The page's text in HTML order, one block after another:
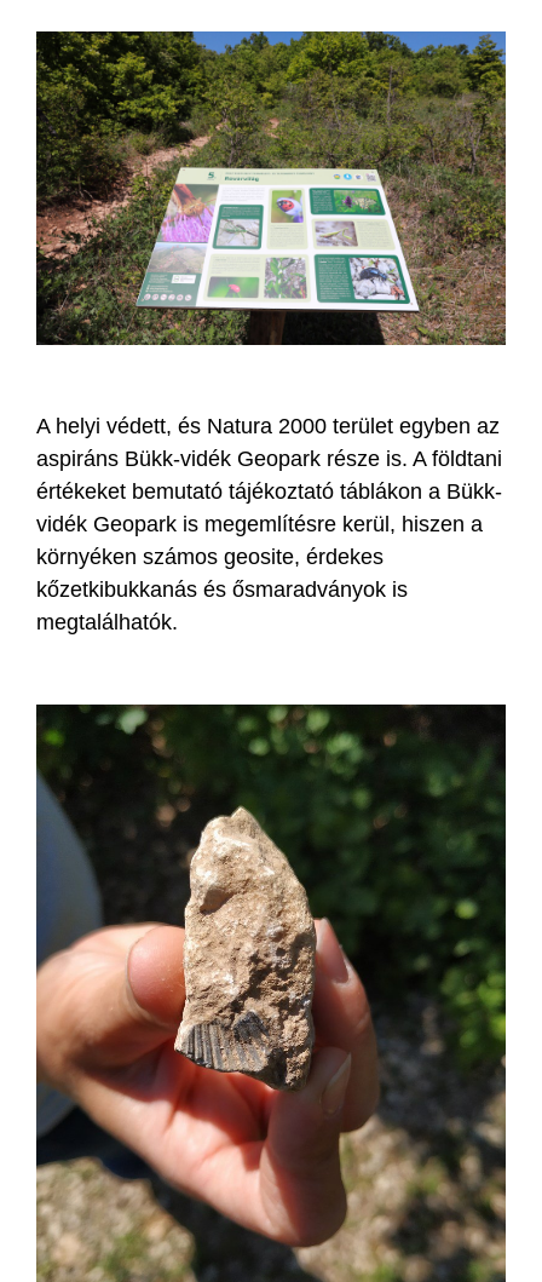
A helyi védett, és Natura 2000 terület egyben az
aspiráns Bükk-vidék Geopark része is. A földtani
értékeket bemutató tájékoztató táblákon a Bükk-
vidék Geopark is megemlítésre kerül, hiszen a
környéken számos geosite, érdekes
kőzetkibukkanás és ősmaradványok is
megtalálhatók.